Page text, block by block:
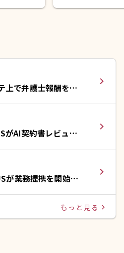
上で弁護士報酬をカ
ービスを提供開始
navigate_next
がAI契約書レビュー
)と提携
navigate_next
が業務提携を開始い
navigate_next
もっと見る navigate_next